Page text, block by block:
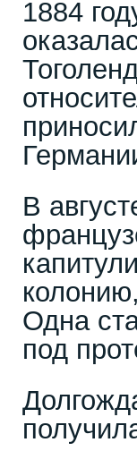
1884
В
Одна
под